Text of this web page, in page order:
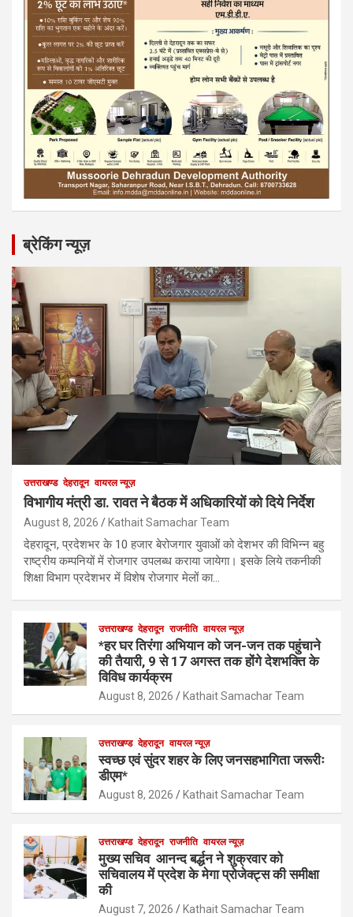
ब्रेकिंग न्यूज़
उत्तराखण्ड देहरादून वायरल न्यूज़
विभागीय मंत्री डा. रावत ने बैठक में अधिकारियों को दिये निर्देश
August 8, 2026 Kathait Samachar Team
देहरादून, प्रदेशभर के 10 हजार बेरोजगार युवाओं को देशभर की विभिन्न बहु
राष्ट्रीय कम्पनियों में रोजगार उपलब्ध कराया जायेगा। इसके लिये तकनीकी
शिक्षा विभाग प्रदेशभर में विशेष रोजगार मेलों का…
उत्तराखण्ड देहरादून राजनीति वायरल न्यूज़
*हर घर तिरंगा अभियान को जन-जन तक पहुंचाने
की तैयारी, 9 से 17 अगस्त तक होंगे देशभक्ति के
विविध कार्यक्रम
August 8, 2026 Kathait Samachar Team
उत्तराखण्ड देहरादून वायरल न्यूज़
स्वच्छ एवं सुंदर शहर के लिए जनसहभागिता जरूरीः
डीएम*
August 8, 2026 Kathait Samachar Team
उत्तराखण्ड देहरादून राजनीति वायरल न्यूज़
मुख्य सचिव आनन्द बर्द्धन ने शुक्रवार को
सचिवालय में प्रदेश के मेगा प्रोजेक्ट्स की समीक्षा
की
August 7, 2026 Kathait Samachar Team